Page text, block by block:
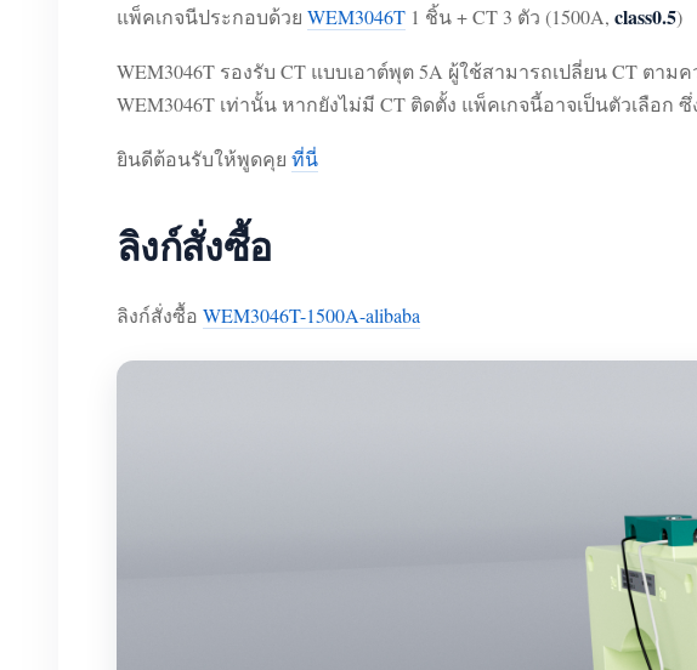
แพ็คเกจนีประกอบด้วย WEM3046T 1 ชิ้น + CT 3 ตัว (1500A, class0.5)
WEM3046T รองรับ CT แบบเอาต์พุต 5A ผู้ใช้สามารถเปลี่ยน CT ตา
WEM3046T เท่านั้น หากยังไม่มี CT ติดตั้ง แพ็คเกจนี้อาจเป็นตัวเลือก
ยินดีต้อนรับให้พูดคุย ที่นี่
ลิงก์สั่งซื้อ
ลิงก์สั่งซื้อ WEM3046T-1500A-alibaba